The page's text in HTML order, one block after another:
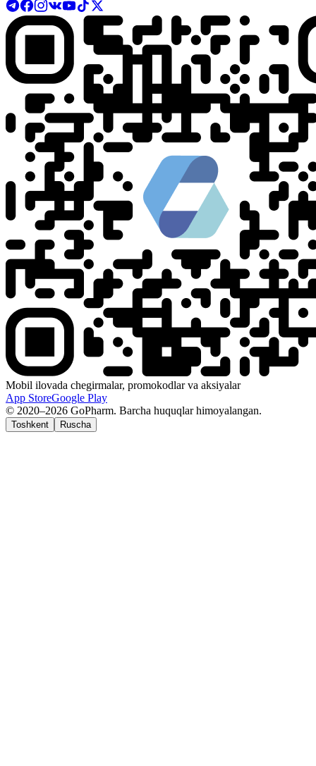
Mobil ilovada chegirmalar, promokodlar va aksiyalar
App StoreGoogle Play
© 2020–2026 GoPharm. Barcha huquqlar himoyalangan.
Toshkent Ruscha